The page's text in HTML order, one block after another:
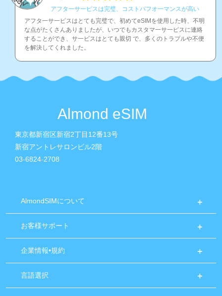
アフタ一サ一ピスは完璧、コストパフオ一マンスが高い
アフタ一サ一ピスはとても完璧で、初めてeSIMを使用した時、不明
な点がたくさんありましたが、いつでもカスタマ一サ一ピスに連絡
することができ、サ一ビスはとても親切 で、多くのトラプルや不便
を解決してくれました。
Almond eSIM
東京都新宿区新宿2丁目12番13号
新宿アントレサロンビル2階
03-6824-2708
AlmondSIMについて
お客様サポート
企業情報•規約
言語選択